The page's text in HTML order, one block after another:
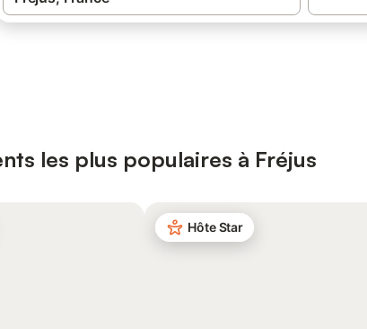
les plus populaires à Fréjus
Hôte Star